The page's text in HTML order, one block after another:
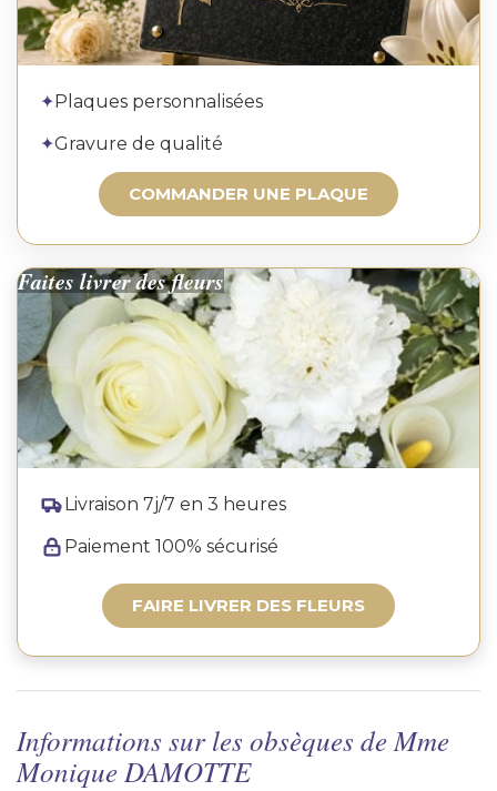
✦Plaques personnalisées
✦Gravure de qualité
COMMANDER UNE PLAQUE
Faites livrer des fleurs
Livraison 7j/7 en 3 heures
Paiement 100% sécurisé
FAIRE LIVRER DES FLEURS
Informations sur les obsèques de Mme
Monique DAMOTTE